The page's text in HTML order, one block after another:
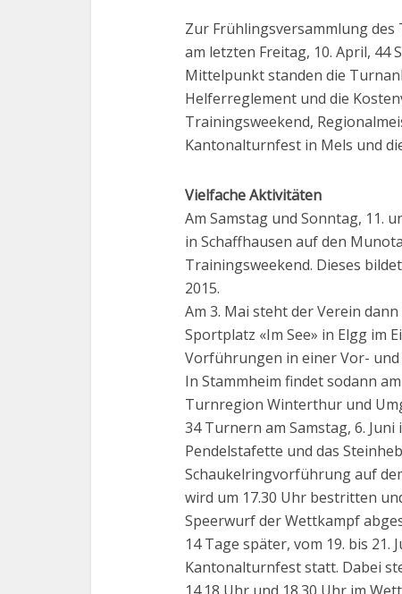
Zur Frühlingsversammlung
am letzten Freitag, 10. April, 44
Mittelpunkt standen die
Helferreglement und die
Trainingsweekend,
Kantonalturnfest in Mels und
Vielfache Aktivitäten
Am Samstag und Sonntag, 11.
in Schaffhausen auf den
Trainingsweekend. Dieses
2015.
Am 3. Mai steht der Verein
Sportplatz «Im See» in Elgg im
Vorführungen in einer Vor- und
In Stammheim findet sodann
Turnregion Winterthur und
34 Turnern am Samstag, 6.
Pendelstafette und das
Schaukelringvorführung auf
wird um 17.30 Uhr bestritten
Speerwurf der Wettkampf
14 Tage später, vom 19. bis 21.
Kantonalturnfest statt. Dabei